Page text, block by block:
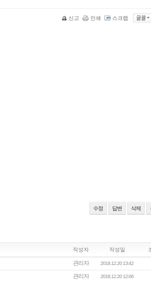
신고 인쇄 스크랩
수정 답변 삭제
작성자 작성일
관리자 2018.12.20 13:42
관리자 2018.12.20 12:06